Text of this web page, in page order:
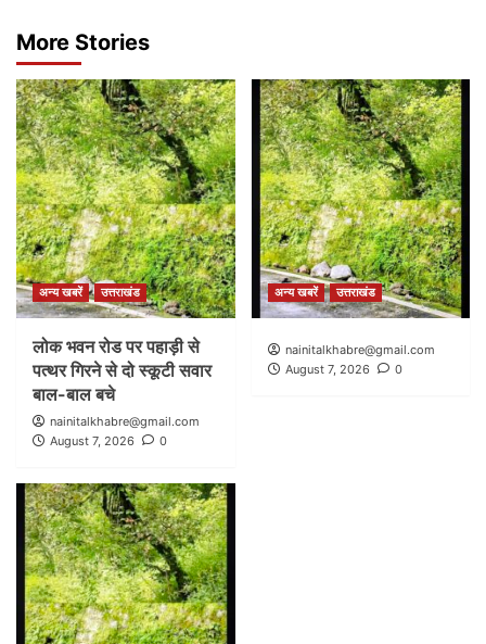
More Stories
अन्य खबरें उत्तराखंड
लोक भवन रोड पर पहाड़ी से
पत्थर गिरने से दो स्कूटी सवार
बाल-बाल बचे
nainitalkhabre@gmail.com
August 7, 2026
0
अन्य खबरें उत्तराखंड
nainitalkhabre@gmail.com
August 7, 2026
0